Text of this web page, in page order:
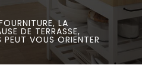
LA
DE TERRASSE,
VOUS ORIENTER